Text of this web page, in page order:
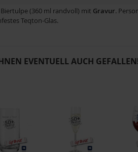
Biertulpe (360 ml randvoll) mit Gravur.
Teqton-Glas.
EVENTUELL AUCH